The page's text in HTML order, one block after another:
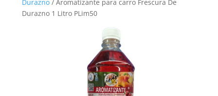
Durazno/ Aromatizante para carro Frescura De
Durazno 1 Litro PLim50